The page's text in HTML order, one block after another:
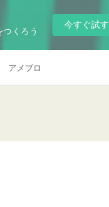
くろう
今すぐ試す
アメブロ